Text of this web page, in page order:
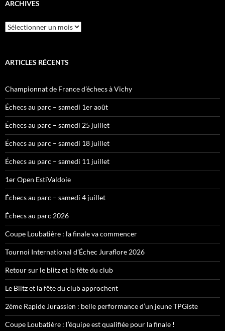
ARCHIVES
Archives
ARTICLES RÉCENTS
Championnat de France d’échecs à Vichy
Échecs au parc – samedi 1er août
Échecs au parc – samedi 25 juillet
Échecs au parc – samedi 18 juillet
Échecs au parc – samedi 11 juillet
1er Open EstiValdoie
Échecs au parc – samedi 4 juillet
Échecs au parc 2026
Coupe Loubatière : la finale va commencer
Tournoi International d’Échec Juraflore 2026
Retour sur le blitz et la fête du club
Le Blitz et la fête du club approchent
2ème Rapide Jurassien : belle performance d’un jeune TPGiste
Coupe Loubatière : l’équipe est qualifiée pour la finale !